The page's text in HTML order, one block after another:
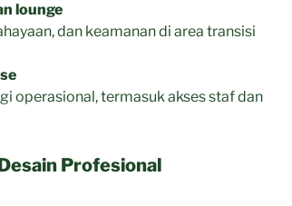
lounge
dan keamanan di area transisi
operasional, termasuk akses staf dan
Profesional